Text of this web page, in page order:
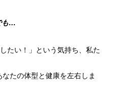
も…
たい！」という気持ち、私た
たの体型と健康を左右しま